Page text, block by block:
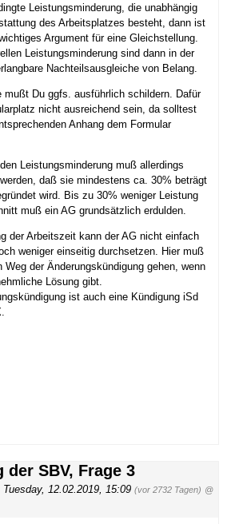
Leistungsminderung, die unabhängig
des Arbeitsplatzes besteht, dann ist
Argument für eine Gleichstellung.
Leistungsminderung sind dann in der
Nachteilsausgleiche von Belang.
mußt Du ggfs. ausführlich schildern. Dafür
nicht ausreichend sein, da solltest
Anhang dem Formular
Leistungsminderung muß allerdings
daß sie mindestens ca. 30% beträgt
wird. Bis zu 30% weniger Leistung
muß ein AG grundsätzlich erdulden.
der Arbeitszeit kann der AG nicht einfach
weniger einseitig durchsetzen. Hier muß
Weg der Änderungskündigung gehen, wenn
Lösung gibt.
ist auch eine Kündigung iSd
der SBV, Frage 3
Tuesday, 12.02.2019, 15:09 (vor 2732 Tagen) @